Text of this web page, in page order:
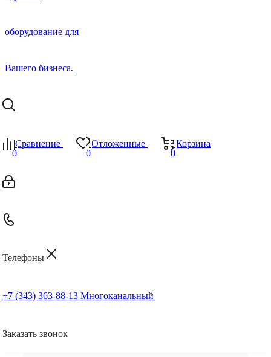
Сравнение
0
Отложенные
0
Корзина
0
0
Телефоны
+7 (343) 363-88-13 Многоканальный
Заказать звонок